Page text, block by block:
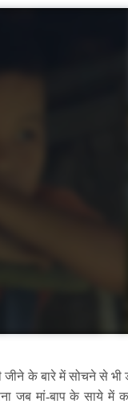
जीने के बारे में सोचने से
जब मां-बाप के साये में